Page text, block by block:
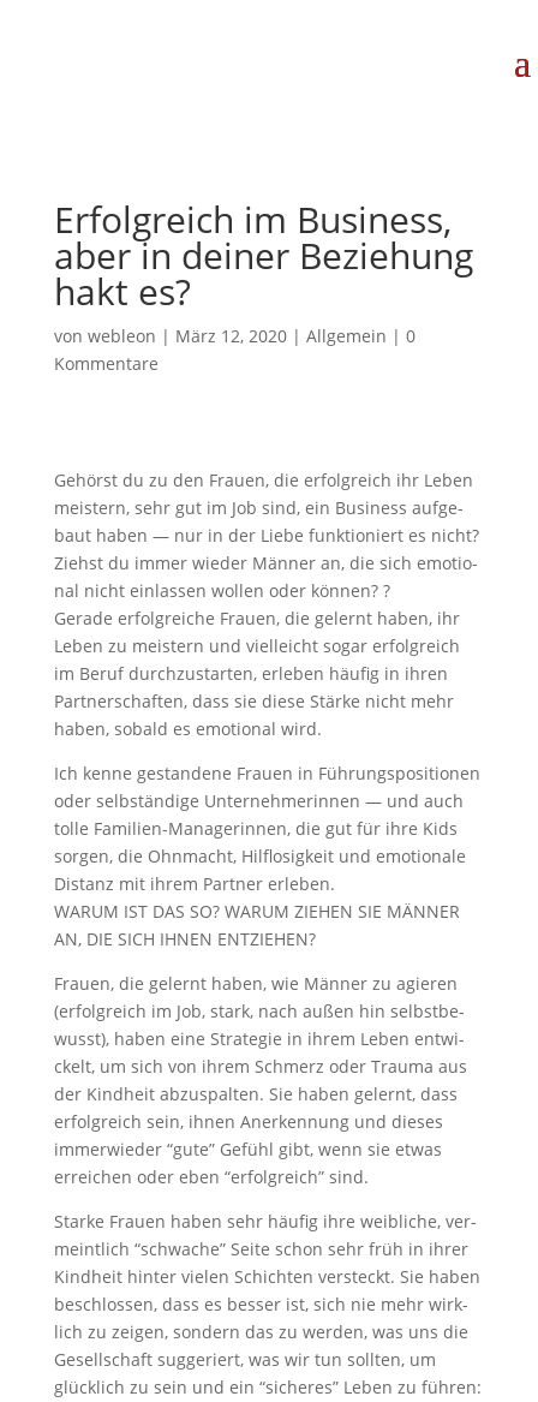
Erfolg­reich im Busi­ness,
aber in dei­ner Bezie­hung
hakt es?
von webleon | März 12, 2020| Allgemein | 0
Kommentare
Gehörst du zu den Frau­en, die erfolg­reich ihr Leben
meis­tern, sehr gut im Job sind, ein Busi­ness auf­ge­
baut haben — nur in der Lie­be funk­tio­niert es nicht?
Ziehst du immer wie­der Män­ner an, die sich emo­tio­
nal nicht ein­las­sen wol­len oder können? ?
Gera­de erfolg­rei­che Frau­en, die gelernt haben, ihr
Leben zu meis­tern und viel­leicht sogar erfolg­reich
im Beruf durch­zu­star­ten, erle­ben häu­fig in ihren
Part­ner­schaf­ten, dass sie die­se Stär­ke nicht mehr
haben, sobald es emo­tio­nal wird.
Ich ken­ne gestan­de­ne Frau­en in Füh­rungs­po­si­tio­nen
oder selb­stän­di­ge Unter­neh­me­rin­nen — und auch
tol­le Fami­li­en-Mana­ge­rin­nen, die gut für ihre Kids
sor­gen, die Ohn­macht, Hilf­lo­sig­keit und emo­tio­na­le
Distanz mit ihrem Part­ner erleben.
WAR­UM IST DAS SO? WAR­UM ZIE­HEN SIE MÄN­NER
AN, DIE SICH IHNEN ENTZIEHEN?
Frau­en, die gelernt haben, wie Män­ner zu agie­ren
(erfolg­reich im Job, stark, nach außen hin selbst­be­
wusst), haben eine Stra­te­gie in ihrem Leben ent­wi­
ckelt, um sich von ihrem Schmerz oder Trau­ma aus
der Kind­heit abzu­spal­ten. Sie haben gelernt, dass
erfolg­reich sein, ihnen Aner­ken­nung und die­ses
immer­wie­der “gute” Gefühl gibt, wenn sie etwas
errei­chen oder eben “erfolg­reich” sind.
Star­ke Frau­en haben sehr häu­fig ihre weib­li­che, ver­
meint­lich “schwa­che” Sei­te schon sehr früh in ihrer
Kind­heit hin­ter vie­len Schich­ten ver­steckt. Sie haben
beschlos­sen, dass es bes­ser ist, sich nie mehr wirk­
lich zu zei­gen, son­dern das zu wer­den, was uns die
Gesell­schaft sug­ge­riert, was wir tun soll­ten, um
glück­lich zu sein und ein “siche­res” Leben zu füh­ren: